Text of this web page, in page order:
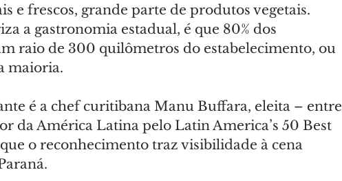
e frescos, grande parte de produtos vegetais.
a gastronomia estadual, é que 80% dos
raio de 300 quilômetros do estabelecimento, ou
maioria.
é a chef curitibana Manu Buffara, eleita – entre
da América Latina pelo Latin America’s 50 Best
o reconhecimento traz visibilidade à cena